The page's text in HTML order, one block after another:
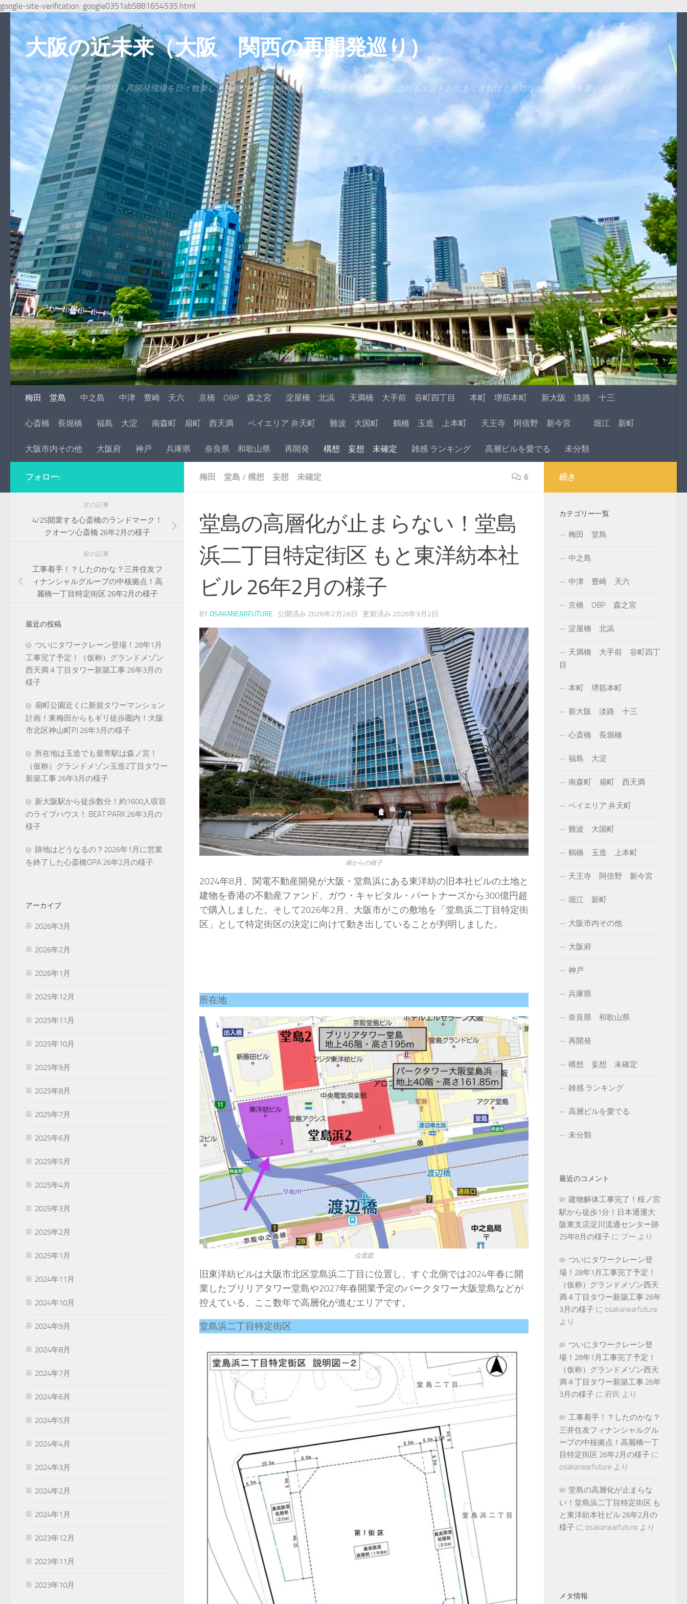
google-site-verification: google0351ab5881654535.html
コンテンツへスキップ
大阪の近未来（大阪 関西の再開発巡り）
大阪・関西の都市開発・再開発現場を日々散策し、発展の様子や未来予想、そして大都市の魅力に溢れる大阪をお伝えできればと稚拙ながらブログを書いています。
梅田 堂島 中之島 中津 豊崎 天六 京橋 OBP 森之宮 淀屋橋 北浜 天満橋 大手前 谷町四丁目 本町 堺筋本町 新大阪 淡路 十三
心斎橋 長堀橋 福島 大淀 南森町 扇町 西天満 ベイエリア 弁天町 難波 大国町 鶴橋 玉造 上本町 天王寺 阿倍野 新今宮 堀江 新町
大阪市内その他 大阪府 神戸 兵庫県 奈良県 和歌山県 再開発 構想 妄想 未確定 雑感 ランキング 高層ビルを愛でる 未分類
梅田 堂島 / 構想 妄想 未確定 6
堂島の高層化が止まらない！堂島
浜二丁目特定街区 もと東洋紡本社
ビル 26年2月の様子
BY OSAKANEARFUTURE · 公開済み 2026年2月26日 · 更新済み 2026年3月2日
南からの様子
2024年8月、関電不動産開発が大阪・堂島浜にある東洋紡の旧本社ビルの土地と
建物を香港の不動産ファンド、ガウ・キャピタル・パートナーズから300億円超
で購入しました。そして2026年2月、大阪市がこの敷地を「堂島浜二丁目特定街
区」として特定街区の決定に向けて動き出していることが判明しました。
所在地
位置図
旧東洋紡ビルは大阪市北区堂島浜二丁目に位置し、すぐ北側では2024年春に開
業したブリリアタワー堂島や2027年春開業予定のパークタワー大阪堂島などが
控えている、ここ数年で高層化が進むエリアです。
堂島浜二丁目特定街区
フォロー:
次の記事
4/25開業する心斎橋のランドマーク！
クオーツ心斎橋 26年2月の様子
前の記事
工事着手！？したのかな？三井住友フ
ィナンシャルグループの中核拠点！高
麗橋一丁目特定街区 26年2月の様子
最近の投稿
ついにタワークレーン登場！28年1月
工事完了予定！（仮称）グランドメゾン
西天満４丁目タワー新築工事 26年3月の
様子
扇町公園近くに新規タワーマンション
計画！東梅田からもギリ徒歩圏内！大阪
市北区神山町PJ 26年3月の様子
所在地は玉造でも最寄駅は森ノ宮！
（仮称）グランドメゾン玉造2丁目タワー
新築工事 26年3月の様子
新大阪駅から徒歩数分！約1600人収容
のライブハウス！ BEAT PARK 26年3月の
様子
跡地はどうなるの？2026年1月に営業
を終了した心斎橋OPA 26年2月の様子
アーカイブ
2026年3月
2026年2月
2026年1月
2025年12月
2025年11月
2025年10月
2025年9月
2025年8月
2025年7月
2025年6月
2025年5月
2025年4月
2025年3月
2025年2月
2025年1月
2024年11月
2024年10月
2024年9月
2024年8月
2024年7月
2024年6月
2024年5月
2024年4月
2024年3月
2024年2月
2024年1月
2023年12月
2023年11月
2023年10月
続き
カテゴリー一覧
梅田 堂島
中之島
中津 豊崎 天六
京橋 OBP 森之宮
淀屋橋 北浜
天満橋 大手前 谷町四丁
目
本町 堺筋本町
新大阪 淡路 十三
心斎橋 長堀橋
福島 大淀
南森町 扇町 西天満
ベイエリア 弁天町
難波 大国町
鶴橋 玉造 上本町
天王寺 阿倍野 新今宮
堀江 新町
大阪市内その他
大阪府
神戸
兵庫県
奈良県 和歌山県
再開発
構想 妄想 未確定
雑感 ランキング
高層ビルを愛でる
未分類
最近のコメント
建物解体工事完了！桜ノ宮
駅から徒歩1分！日本通運大
阪東支店淀川流通センター跡
25年8月の様子 に プー より
ついにタワークレーン登
場！28年1月工事完了予定！
（仮称）グランドメゾン西天
満４丁目タワー新築工事 26年
3月の様子 に osakanearfuture
より
ついにタワークレーン登
場！28年1月工事完了予定！
（仮称）グランドメゾン西天
満４丁目タワー新築工事 26年
3月の様子 に 府民 より
工事着手！？したのかな？
三井住友フィナンシャルグル
ープの中核拠点！高麗橋一丁
目特定街区 26年2月の様子 に
osakanearfuture より
堂島の高層化が止まらな
い！堂島浜二丁目特定街区 も
と東洋紡本社ビル 26年2月の
様子 に osakanearfuture より
メタ情報